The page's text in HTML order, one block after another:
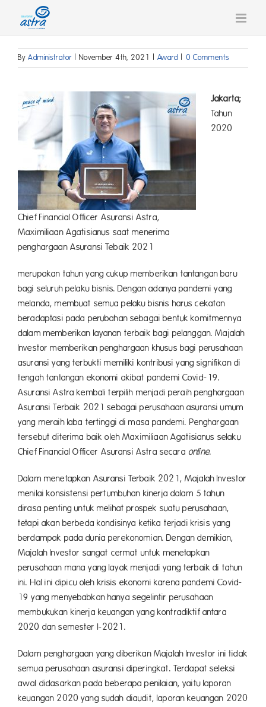
content
ByAdministrator | November 4th, 2021 | Award | 0 Comments
Chief Financial Officer Asuransi Astra,
Maximiliaan Agatisianus saat menerima
penghargaan Asuransi Tebaik 2021
Jakarta;
Tahun
2020
merupakan tahun yang cukup memberikan tantangan baru
bagi seluruh pelaku bisnis. Dengan adanya pandemi yang
melanda, membuat semua pelaku bisnis harus cekatan
beradaptasi pada perubahan sebagai bentuk komitmennya
dalam memberikan layanan terbaik bagi pelanggan. Majalah
Investor memberikan penghargaan khusus bagi perusahaan
asuransi yang terbukti memiliki kontribusi yang signifikan di
tengah tantangan ekonomi akibat pandemi Covid-19.
Asuransi Astra kembali terpilih menjadi peraih penghargaan
Asuransi Terbaik 2021 sebagai perusahaan asuransi umum
yang meraih laba tertinggi di masa pandemi. Penghargaan
tersebut diterima baik oleh Maximiliaan Agatisianus selaku
Chief Financial Officer Asuransi Astra secara online.
Dalam menetapkan Asuransi Terbaik 2021, Majalah Investor
menilai konsistensi pertumbuhan kinerja dalam 5 tahun
dirasa penting untuk melihat prospek suatu perusahaan,
tetapi akan berbeda kondisinya ketika terjadi krisis yang
berdampak pada dunia perekonomian. Dengan demikian,
Majalah Investor sangat cermat untuk menetapkan
perusahaan mana yang layak menjadi yang terbaik di tahun
ini. Hal ini dipicu oleh krisis ekonomi karena pandemi Covid-
19 yang menyebabkan hanya segelintir perusahaan
membukukan kinerja keuangan yang kontradiktif antara
2020 dan semester I-2021.
Dalam penghargaan yang diberikan Majalah Investor ini tidak
semua perusahaan asuransi diperingkat. Terdapat seleksi
awal didasarkan pada beberapa penilaian, yaitu laporan
keuangan 2020 yang sudah diaudit, laporan keuangan 2020